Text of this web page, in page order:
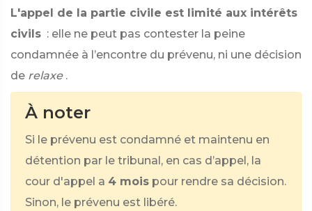
L'appel de la partie civile est limité aux intérêts
civils : elle ne peut pas contester la peine
condamnée à l’encontre du prévenu, ni une décision
de relaxe .
À noter
Si le prévenu est condamné et maintenu en
détention par le tribunal, en cas d’appel, la
cour d'appel a 4 mois pour rendre sa décision.
Sinon, le prévenu est libéré.